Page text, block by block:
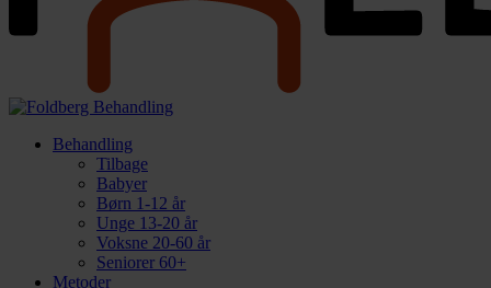
Behandling
Tilbage
Babyer
Børn 1-12 år
Unge 13-20 år
Voksne 20-60 år
Seniorer 60+
Metoder